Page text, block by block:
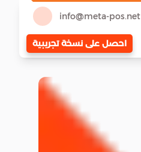
info@meta-pos.net
احصل على نسخة تجريبية